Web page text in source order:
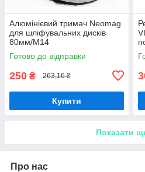
Алюмінієвий тримач Neomag
для шліфувальних дисків
80мм/M14
Готово до відправки
250 ₴ 263,16 ₴
Купити
Показати
Про нас